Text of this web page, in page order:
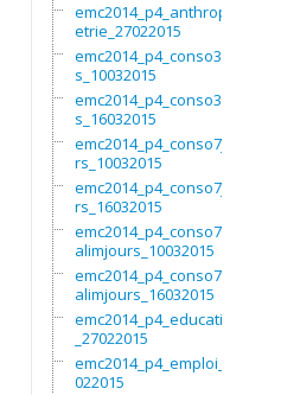
emc2014_p4_anthropom
etrie_27022015
emc2014_p4_conso3moi
s_10032015
emc2014_p4_conso3moi
s_16032015
emc2014_p4_conso7jou
rs_10032015
emc2014_p4_conso7jou
rs_16032015
emc2014_p4_conso7non
alimjours_10032015
emc2014_p4_conso7non
alimjours_16032015
emc2014_p4_education
_27022015
emc2014_p4_emploi_27
022015